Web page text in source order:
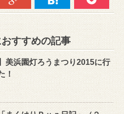
すすめの記事
美浜園灯ろうまつり2015に行
！